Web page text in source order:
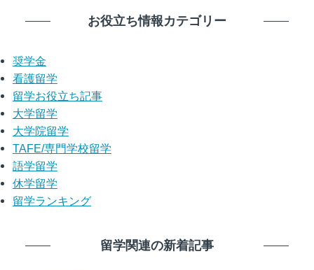
お役立ち情報カテゴリー
奨学金
看護留学
留学お役立ち記事
大学留学
大学院留学
TAFE/専門学校留学
語学留学
休学留学
留学ランキング
留学関連の新着記事